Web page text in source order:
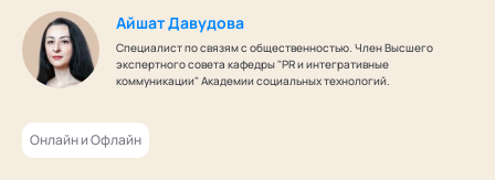
Айшат Давудова
Специалист по связям с общественностью. Член Высшего
экспертного совета кафедры "PR и интегративные
коммуникации" Академии социальных технологий.
Онлайн и Офлайн
Об Академии
Бизнесу
Добавить фото, изменить контактные данные
Безопасность
Настройка двухфакторной аутентификации
Режим работы и тп